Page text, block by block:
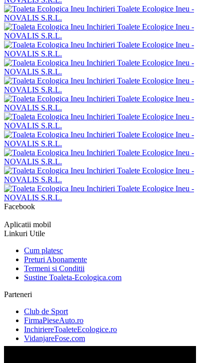
Facebook
Aplicatii mobil
Linkuri Utile
Cum platesc
Preturi Abonamente
Termeni si Conditii
Sustine Toaleta-Ecologica.com
Parteneri
Club de Sport
FirmaPieseAuto.ro
InchiriereToaleteEcologice.ro
VidanjareFose.com